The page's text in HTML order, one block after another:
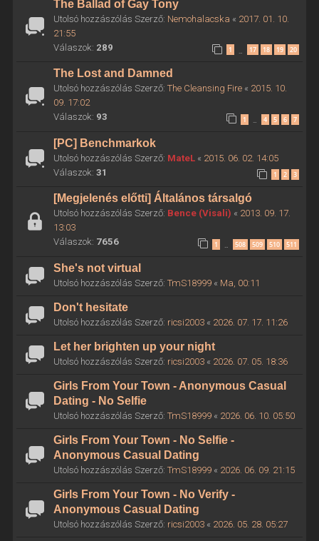
The Ballad of Gay Tony
Utolsó hozzászólás Szerző: Nemohalacska « 2017. 01. 10.
21:55
Válaszok: 289 1 17 18 19 20
The Lost and Damned
Utolsó hozzászólás Szerző: The Cleansing Fire« 2015. 10.
09. 17:02
Válaszok: 93 1 … 4 5 6 7
[PC] Benchmarkok
Utolsó hozzászólás Szerző: MateL« 2015. 06. 02. 14:05
Válaszok: 31 1 2 3
[Megjelenés előtti] Általános társalgó
Utolsó hozzászólás Szerző: Bence (Visali) « 2013. 09. 17.
13:03
Válaszok: 7656 1 … 508 509 510 511
She's not virtual
Utolsó hozzászólás Szerző: TmS18999« Ma, 00:11
Don't hesitate
Utolsó hozzászólás Szerző: ricsi2003« 2026. 07. 17. 11:26
Let her brighten up your night
Utolsó hozzászólás Szerző: ricsi2003« 2026. 07. 05. 18:36
Girls From Your Town - Anonymous Casual
Dating - No Selfie
Utolsó hozzászólás Szerző: TmS18999« 2026. 06. 10. 05:50
Girls From Your Town - No Selfie -
Anonymous Casual Dating
Utolsó hozzászólás Szerző: TmS18999« 2026. 06. 09. 21:15
Girls From Your Town - No Verify -
Anonymous Casual Dating
Utolsó hozzászólás Szerző: ricsi2003« 2026. 05. 28. 05:27